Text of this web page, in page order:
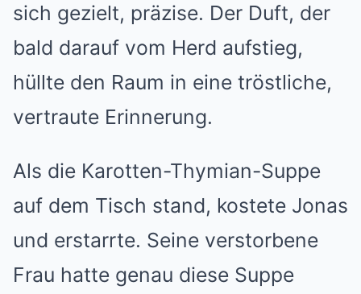
sich gezielt, präzise. Der Duft, der
bald darauf vom Herd aufstieg,
hüllte den Raum in eine tröstliche,
vertraute Erinnerung.
Als die Karotten-Thymian-Suppe
auf dem Tisch stand, kostete Jonas
und erstarrte. Seine verstorbene
Frau hatte genau diese Suppe